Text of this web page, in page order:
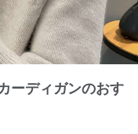
ーディガンのおす